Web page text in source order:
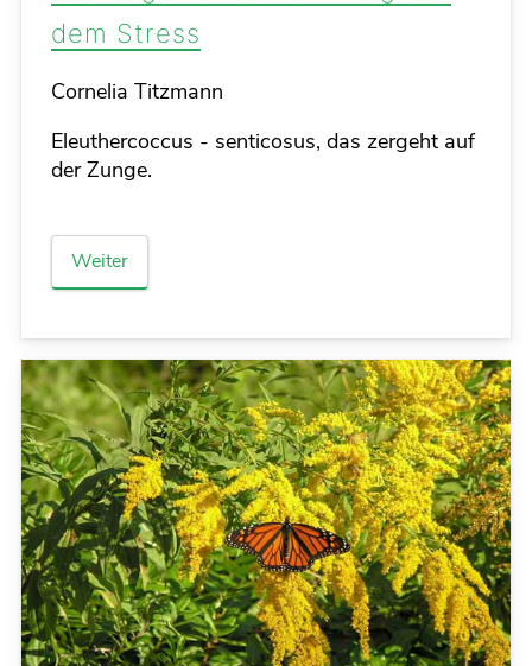
dem Stress
Details
Cornelia Titzmann
Eleuthercoccus - senticosus, das zergeht auf
der Zunge.
Weiter